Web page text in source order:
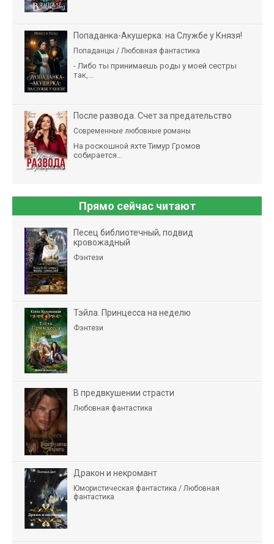
Попаданка-Акушерка: на Службе у Князя!
Попаданцы / Любовная фантастика
- Либо ты принимаешь роды у моей сестры
так,...
После развода. Счет за предательство
Современные любовные романы
На роскошной яхте Тимур Громов
собирается...
Прямо сейчас читают
Песец библиотечный, подвид
кровожадный
Фэнтези
Тэйла. Принцесса на неделю
Фэнтези
В предвкушении страсти
Любовная фантастика
Дракон и некромант
Юмористическая фантастика / Любовная
фантастика